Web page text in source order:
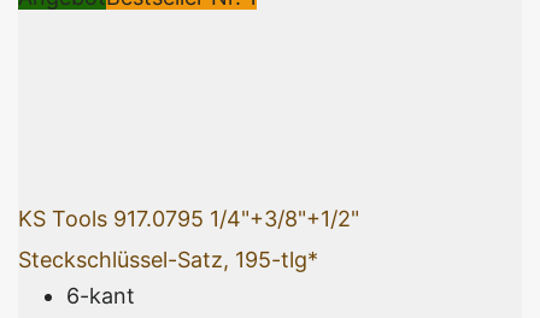
KS Tools 917.0795 1/4"+3/8"+1/2"
Steckschlüssel-Satz, 195-tlg*
6-kant